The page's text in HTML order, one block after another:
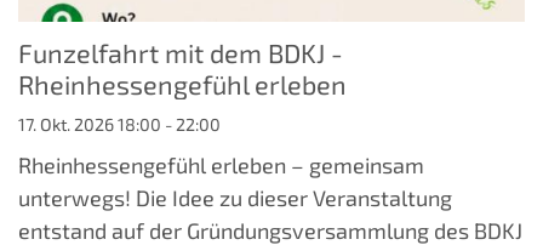
Funzelfahrt mit dem BDKJ -
Rheinhessengefühl erleben
17. Okt. 2026 18:00 - 22:00
Rheinhessengefühl erleben – gemeinsam
unterwegs! Die Idee zu dieser Veranstaltung
entstand auf der Gründungsversammlung des BDKJ